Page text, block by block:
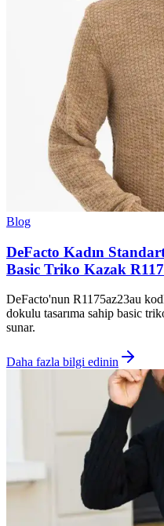
Blog
DeFacto Kadın
Basic Triko Kazak
DeFacto'nun R1175az23au
dokulu tasarıma sahip basic
sunar.
Daha fazla bilgi edinin